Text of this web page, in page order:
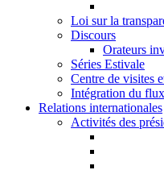
Loi sur la
Discours
Orateurs
Séries Estivale
Centre de visites
Intégration du
Relations internationales
Activités des